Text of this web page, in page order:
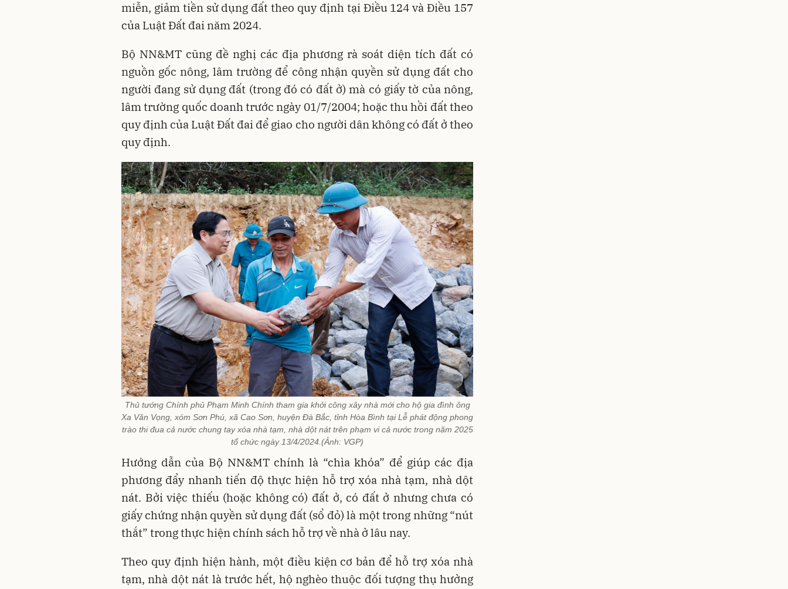
miễn, giảm tiền sử dụng đất theo quy định tại Điều 124 và Điều 157
của Luật Đất đai năm 2024.
Bộ NN&MT cũng đề nghị các địa phương rà soát diện tích đất có
nguồn gốc nông, lâm trường để công nhận quyền sử dụng đất cho
người đang sử dụng đất (trong đó có đất ở) mà có giấy tờ của nông,
lâm trường quốc doanh trước ngày 01/7/2004; hoặc thu hồi đất theo
quy định của Luật Đất đai để giao cho người dân không có đất ở theo
quy định.
Thủ tướng Chính phủ Phạm Minh Chính tham gia khởi công xây nhà mới cho hộ gia đình ông
Xa Văn Vọng, xóm Sơn Phú, xã Cao Sơn, huyện Đà Bắc, tỉnh Hòa Bình tại Lễ phát động phong
trào thi đua cả nước chung tay xóa nhà tạm, nhà dột nát trên phạm vi cả nước trong năm 2025
tổ chức ngày 13/4/2024.(Ảnh: VGP)
Hướng dẫn của Bộ NN&MT chính là “chìa khóa” để giúp các địa
phương đẩy nhanh tiến độ thực hiện hỗ trợ xóa nhà tạm, nhà dột
nát. Bởi việc thiếu (hoặc không có) đất ở, có đất ở nhưng chưa có
giấy chứng nhận quyền sử dụng đất (sổ đỏ) là một trong những “nút
thắt” trong thực hiện chính sách hỗ trợ về nhà ở lâu nay.
Theo quy định hiện hành, một điều kiện cơ bản để hỗ trợ xóa nhà
tạm, nhà dột nát là trước hết, hộ nghèo thuộc đối tượng thụ hưởng